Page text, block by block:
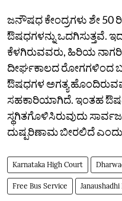
ಜನೌಷಧ ಕೇಂದ್ರಗಳು ಶೇ
ಔಷಧಗಳನ್ನು ಒದಗಿಸುತ್ತವೆ.
ಕೆಳಗಿರುವವರು, ಹಿರಿಯ
ದೀರ್ಘಕಾಲದ ರೋಗಗಳಿಂದ
ಔಷಧಗಳ ಅಗತ್ಯ
ಸಹಕಾರಿಯಾಗಿದೆ. ಇಂತಹ
ಸ್ಥಗಿತಗೊಳಿಸಿರುವುದು
ದುಷ್ಪರಿಣಾಮ ಬೀರಲಿದೆ ಎಂದು
Karnataka High Court
Free Bus Service